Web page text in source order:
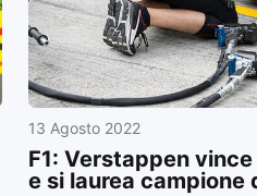
13 Agosto 2022
F1: Verstappen
e si laurea campione